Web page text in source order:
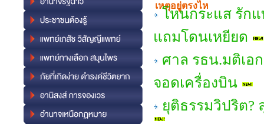
เหตุอยู่ตรงไห
โหนกระแส รัก
แถมโดนเหยียด
ศาล รธน.มติเ
จอดเครื่องบิน
ยุติธรรมวิปริต?